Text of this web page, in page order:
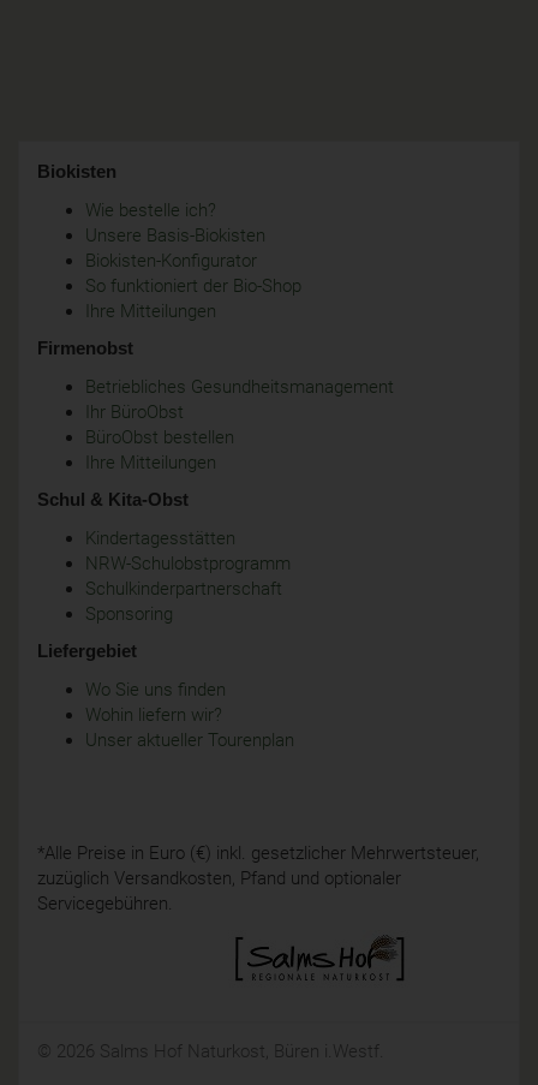
Biokisten
Wie bestelle ich?
Unsere Basis-Biokisten
Biokisten-Konfigurator
So funktioniert der Bio-Shop
Ihre Mitteilungen
Firmenobst
Betriebliches Gesundheitsmanagement
Ihr BüroObst
BüroObst bestellen
Ihre Mitteilungen
Schul & Kita-Obst
Kindertagesstätten
NRW-Schulobstprogramm
Schulkinderpartnerschaft
Sponsoring
Liefergebiet
Wo Sie uns finden
Wohin liefern wir?
Unser aktueller Tourenplan
*Alle Preise in Euro (€) inkl. gesetzlicher Mehrwertsteuer,
zuzüglich Versandkosten, Pfand und optionaler
Servicegebühren.
© 2026 Salms Hof Naturkost, Büren i.Westf.